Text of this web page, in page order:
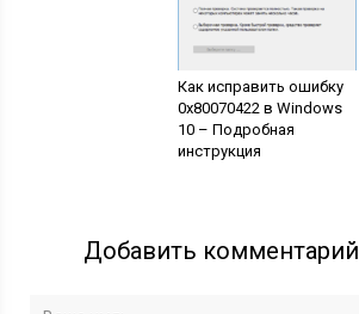
Как исправить ошибку
0x80070422 в Windows
10 – Подробная
инструкция
Добавить комментарий